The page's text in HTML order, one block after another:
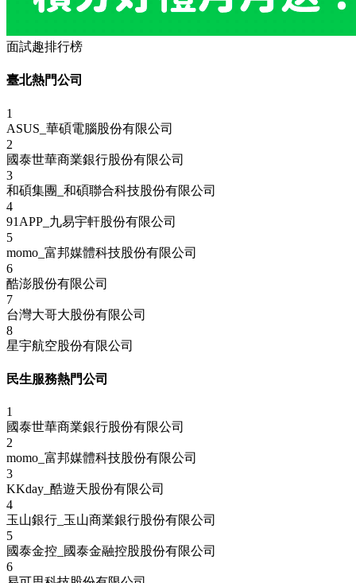
面試趣排行榜
臺北熱門公司
1
ASUS_華碩電腦股份有限公司
2
國泰世華商業銀行股份有限公司
3
和碩集團_和碩聯合科技股份有限公司
4
91APP_九易宇軒股份有限公司
5
momo_富邦媒體科技股份有限公司
6
酷澎股份有限公司
7
台灣大哥大股份有限公司
8
星宇航空股份有限公司
民生服務熱門公司
1
國泰世華商業銀行股份有限公司
2
momo_富邦媒體科技股份有限公司
3
KKday_酷遊天股份有限公司
4
玉山銀行_玉山商業銀行股份有限公司
5
國泰金控_國泰金融控股股份有限公司
6